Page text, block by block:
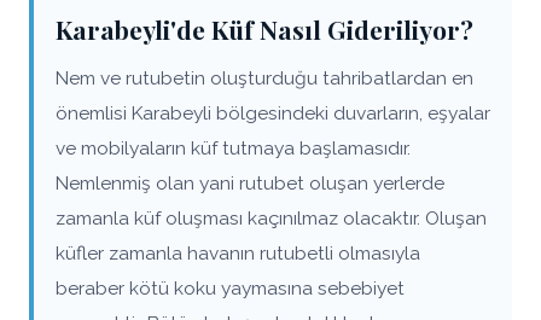
Karabeyli'de Küf Nasıl Gideriliyor?
Nem ve rutubetin oluşturduğu tahribatlardan en
önemlisi Karabeyli bölgesindeki duvarların, eşyalar
ve mobilyaların küf tutmaya başlamasıdır.
Nemlenmiş olan yani rutubet oluşan yerlerde
zamanla küf oluşması kaçınılmaz olacaktır. Oluşan
küfler zamanla havanın rutubetli olmasıyla
beraber kötü koku yaymasına sebebiyet